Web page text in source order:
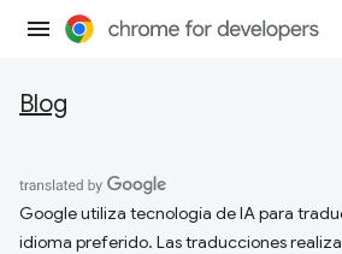
Blog
Google utiliza tecnología de IA para
idioma preferido. Las traducciones